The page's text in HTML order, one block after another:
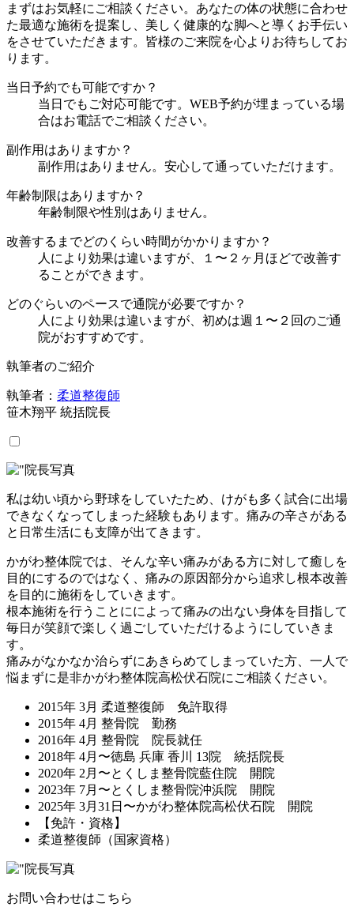
まずはお気軽にご相談ください。あなたの体の状態に合わせ
た最適な施術を提案し、美しく健康的な脚へと導くお手伝い
をさせていただきます。皆様のご来院を心よりお待ちしてお
ります。
当日予約でも可能ですか？
当日でもご対応可能です。WEB予約が埋まっている場
合はお電話でご相談ください。
副作用はありますか？
副作用はありません。安心して通っていただけます。
年齢制限はありますか？
年齢制限や性別はありません。
改善するまでどのくらい時間がかかりますか？
人により効果は違いますが、１〜２ヶ月ほどで改善す
ることができます。
どのぐらいのペースで通院が必要ですか？
人により効果は違いますが、初めは週１〜２回のご通
院がおすすめです。
執筆者のご紹介
執筆者： 柔道整復師
笹木翔平 統括院長
私は幼い頃から野球をしていたため、けがも多く試合に出場
できなくなってしまった経験もあります。痛みの辛さがある
と日常生活にも支障が出てきます。
かがわ整体院では、そんな辛い痛みがある方に対して癒しを
目的にするのではなく、痛みの原因部分から追求し根本改善
を目的に施術をしていきます。
根本施術を行うことにによって痛みの出ない身体を目指して
毎日が笑顔で楽しく過ごしていただけるようにしていきま
す。
痛みがなかなか治らずにあきらめてしまっていた方、一人で
悩まずに是非かがわ整体院高松伏石院にご相談ください。
2015年 3月 柔道整復師 免許取得
2015年 4月 整骨院 勤務
2016年 4月 整骨院 院長就任
2018年 4月〜徳島 兵庫 香川 13院 統括院長
2020年 2月〜とくしま整骨院藍住院 開院
2023年 7月〜とくしま整骨院沖浜院 開院
2025年 3月31日〜かがわ整体院高松伏石院 開院
【免許・資格】
柔道整復師（国家資格）
お問い合わせはこちら